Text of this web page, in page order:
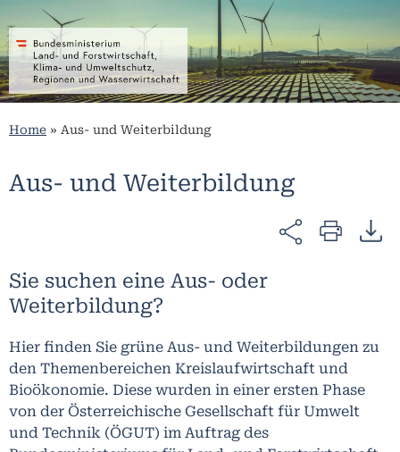
Home » Aus- und Weiterbildung
Aus- und Weiterbildung
Sie suchen eine Aus- oder
Weiterbildung?
Hier finden Sie grüne Aus- und Weiterbildungen zu
den Themenbereichen Kreislaufwirtschaft und
Bioökonomie. Diese wurden in einer ersten Phase
von der Österreichische Gesellschaft für Umwelt
und Technik (ÖGUT) im Auftrag des